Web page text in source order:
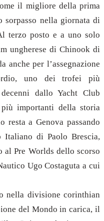
il migliore della prima
sorpasso nella giornata di
terzo posto e a uno solo
ungherese di Chinook di
anche per l’assegnazione
uno dei trofei più
dallo Yacht Club
importanti della storia
resta a Genova passando
Italiano di Paolo Brescia,
al Pre Worlds dello scorso
Ugo Costaguta a cui
nella divisione corinthian
del Mondo in carica, il